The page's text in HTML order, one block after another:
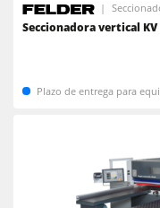
F4Solutions
Automatización
Seccionadora vertical KV
Plazo de entrega para